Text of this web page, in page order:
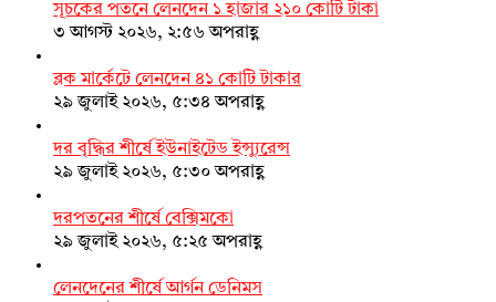
সূচকের পতনে লেনদেন ১ হাজার ২১০ কোটি টাকা
৩ আগস্ট ২০২৬, ২:৫৬ অপরাহ্ণ
ব্লক মার্কেটে লেনদেন ৪১ কোটি টাকার
২৯ জুলাই ২০২৬, ৫:৩৪ অপরাহ্ণ
দর বৃদ্ধির শীর্ষে ইউনাইটেড ইন্স্যুরেন্স
২৯ জুলাই ২০২৬, ৫:৩০ অপরাহ্ণ
দরপতনের শীর্ষে বেক্সিমকো
২৯ জুলাই ২০২৬, ৫:২৫ অপরাহ্ণ
লেনদেনের শীর্ষে আর্গন ডেনিমস